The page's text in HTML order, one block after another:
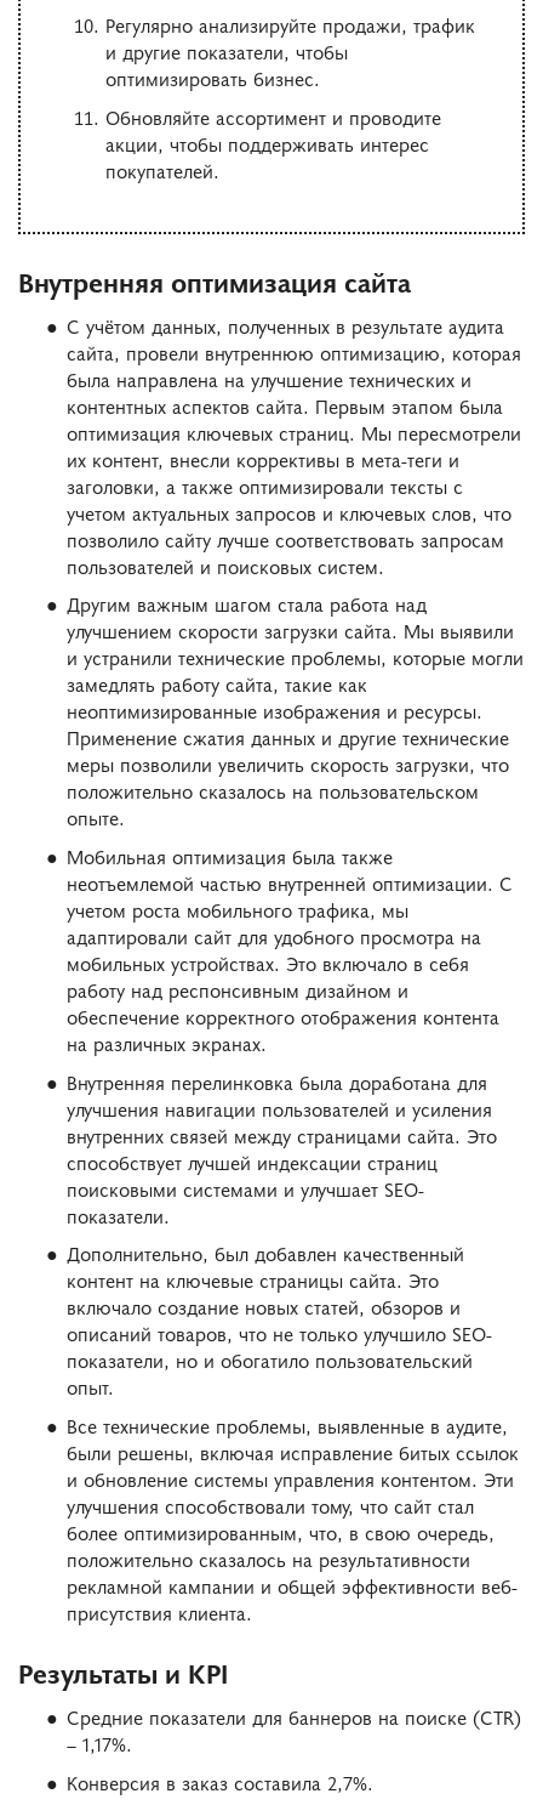
Регулярно анализируйте продажи, трафик
и другие показатели, чтобы
оптимизировать бизнес.
Обновляйте ассортимент и проводите
акции, чтобы поддерживать интерес
покупателей.
Внутренняя оптимизация сайта
С учётом данных, полученных в результате аудита
сайта, провели внутреннюю оптимизацию, которая
была направлена на улучшение технических и
контентных аспектов сайта. Первым этапом была
оптимизация ключевых страниц. Мы пересмотрели
их контент, внесли коррективы в мета-теги и
заголовки, а также оптимизировали тексты с
учетом актуальных запросов и ключевых слов, что
позволило сайту лучше соответствовать запросам
пользователей и поисковых систем.
Другим важным шагом стала работа над
улучшением скорости загрузки сайта. Мы выявили
и устранили технические проблемы, которые могли
замедлять работу сайта, такие как
неоптимизированные изображения и ресурсы.
Применение сжатия данных и другие технические
меры позволили увеличить скорость загрузки, что
положительно сказалось на пользовательском
опыте.
Мобильная оптимизация была также
неотъемлемой частью внутренней оптимизации. С
учетом роста мобильного трафика, мы
адаптировали сайт для удобного просмотра на
мобильных устройствах. Это включало в себя
работу над респонсивным дизайном и
обеспечение корректного отображения контента
на различных экранах.
Внутренняя перелинковка была доработана для
улучшения навигации пользователей и усиления
внутренних связей между страницами сайта. Это
способствует лучшей индексации страниц
поисковыми системами и улучшает SEO-
показатели.
Дополнительно, был добавлен качественный
контент на ключевые страницы сайта. Это
включало создание новых статей, обзоров и
описаний товаров, что не только улучшило SEO-
показатели, но и обогатило пользовательский
опыт.
Все технические проблемы, выявленные в аудите,
были решены, включая исправление битых ссылок
и обновление системы управления контентом. Эти
улучшения способствовали тому, что сайт стал
более оптимизированным, что, в свою очередь,
положительно сказалось на результативности
рекламной кампании и общей эффективности веб-
присутствия клиента.
Результаты и KPI
Средние показатели для баннеров на поиске (CTR)
– 1,17%.
Конверсия в заказ составила 2,7%.